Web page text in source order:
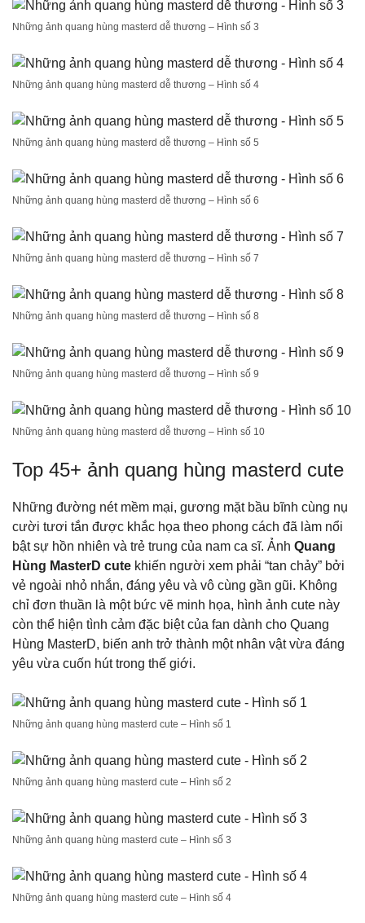
Những ảnh quang hùng masterd dễ thương – Hình số 3
Những ảnh quang hùng masterd dễ thương – Hình số 4
Những ảnh quang hùng masterd dễ thương – Hình số 5
Những ảnh quang hùng masterd dễ thương – Hình số 6
Những ảnh quang hùng masterd dễ thương – Hình số 7
Những ảnh quang hùng masterd dễ thương – Hình số 8
Những ảnh quang hùng masterd dễ thương – Hình số 9
Những ảnh quang hùng masterd dễ thương – Hình số 10
Top 45+ ảnh quang hùng masterd cute
Những đường nét mềm mại, gương mặt bầu bĩnh cùng nụ
cười tươi tắn được khắc họa theo phong cách đã làm nổi
bật sự hồn nhiên và trẻ trung của nam ca sĩ. Ảnh Quang
Hùng MasterD cute khiến người xem phải “tan chảy” bởi
vẻ ngoài nhỏ nhắn, đáng yêu và vô cùng gần gũi. Không
chỉ đơn thuần là một bức vẽ minh họa, hình ảnh cute này
còn thể hiện tình cảm đặc biệt của fan dành cho Quang
Hùng MasterD, biến anh trở thành một nhân vật vừa đáng
yêu vừa cuốn hút trong thế giới.
Những ảnh quang hùng masterd cute – Hình số 1
Những ảnh quang hùng masterd cute – Hình số 2
Những ảnh quang hùng masterd cute – Hình số 3
Những ảnh quang hùng masterd cute – Hình số 4